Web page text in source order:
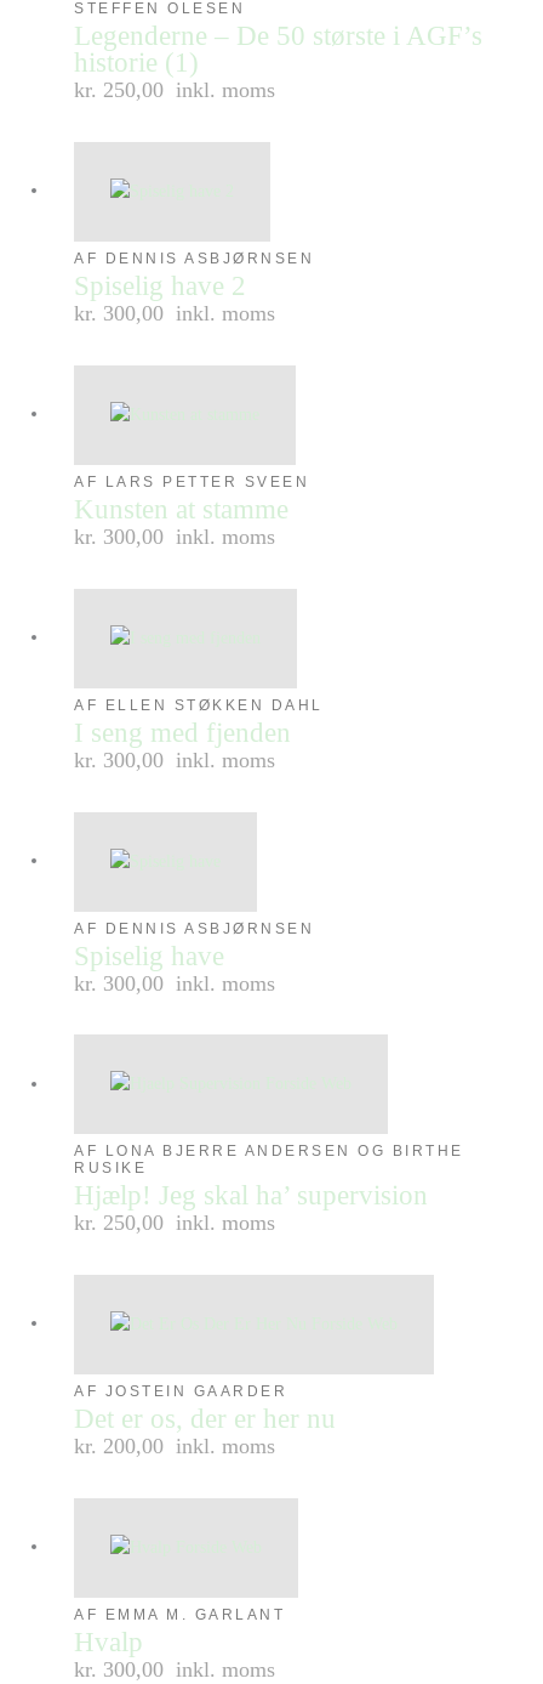
STEFFEN OLESEN
Legenderne – De 50 største i AGF’s
historie (1)
kr. 250,00 inkl. moms
AF DENNIS ASBJØRNSEN
Spiselig have 2
kr. 300,00 inkl. moms
AF LARS PETTER SVEEN
Kunsten at stamme
kr. 300,00 inkl. moms
AF ELLEN STØKKEN DAHL
I seng med fjenden
kr. 300,00 inkl. moms
AF DENNIS ASBJØRNSEN
Spiselig have
kr. 300,00 inkl. moms
AF LONA BJERRE ANDERSEN OG BIRTHE
RUSIKE
Hjælp! Jeg skal ha’ supervision
kr. 250,00 inkl. moms
AF JOSTEIN GAARDER
Det er os, der er her nu
kr. 200,00 inkl. moms
AF EMMA M. GARLANT
Hvalp
kr. 300,00 inkl. moms